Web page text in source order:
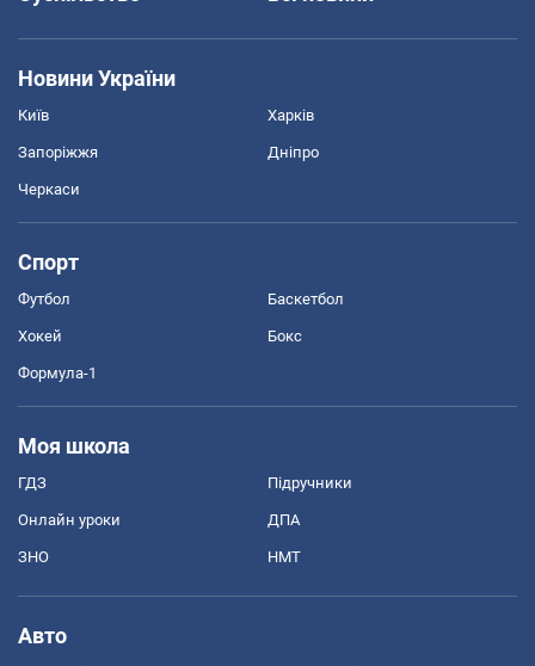
Новини України
Київ Харків
Запоріжжя Дніпро
Черкаси
Спорт
Футбол Баскетбол
Хокей Бокс
Формула-1
Моя школа
ГДЗ Підручники
Онлайн уроки ДПА
ЗНО НМТ
Авто